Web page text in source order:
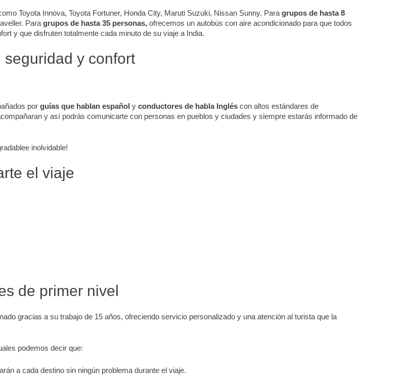
Toyota Innova, Toyota Fortuner, Honda City, Maruti Suzuki, Nissan Sunny. Paragrupos de hasta 8
Para grupos de hasta 35 personas, ofrecemos un autobús con aire acondicionado para que todos
y que disfruten totalmente cada minuto de su viaje a India.
y confort
porguías que hablan español yconductores de habla Inglés con altos estándares de
y así podrás comunicarte con personas en pueblos y ciudades y siempre estarás informado de
inolvidable!
el viaje
de primer nivel
gracias a su trabajo de 15 años, ofreciendo servicio personalizado y una atención al turista que la
podemos decir que:
a cada destino sin ningún problema durante el viaje.